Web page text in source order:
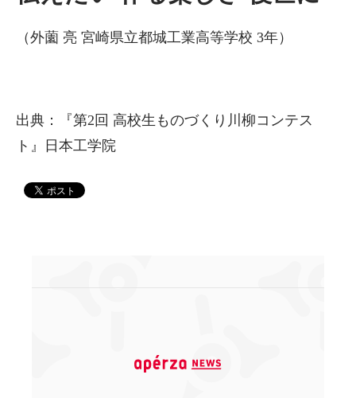
（外薗 亮 宮崎県立都城工業高等学校 3年）
出典：『第2回 高校生ものづくり川柳コンテス
ト』日本工学院